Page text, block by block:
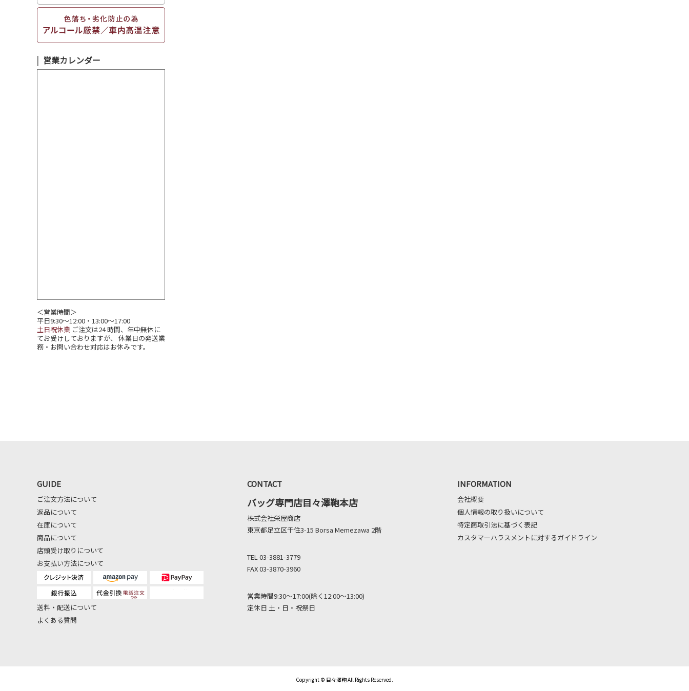
営業カレンダー
＜営業時間＞
平日9:30～12:00・13:00～17:00
土日祝休業 ご注文は24 時間、年中無休に
てお受けしておりますが、 休業日の発送業
務・お問い合わせ対応はお休みです。
GUIDE
ご注文方法について
返品について
在庫について
商品について
店頭受け取りについて
お支払い方法について
送料・配送について
よくある質問
CONTACT
バッグ専門店目々澤鞄本店
株式会社栄屋商店
東京都足立区千住3-15 Borsa Memezawa 2階
TEL 03-3881-3779
FAX 03-3870-3960
営業時間9:30～17:00(除く12:00～13:00)
定休日 土・日・祝祭日
INFORMATION
会社概要
個人情報の取り扱いについて
特定商取引法に基づく表記
カスタマーハラスメントに対するガイドライン
Copyright © 目々澤鞄 All Rights Reserved.